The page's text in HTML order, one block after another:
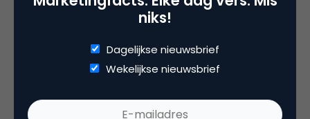
r van den hoff
gaat Thieme dan ook de auteursrechten
niks!
Dagelijkse nieuwsbrief
Wekelijkse nieuwsbrief